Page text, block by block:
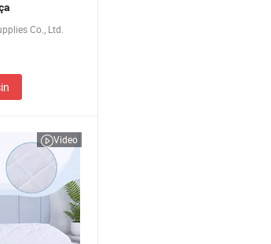
Co., Ltd.
Video